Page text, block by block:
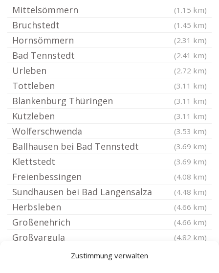
Zustimmung verwalten
Mittelsömmern (1.15 km)
Bruchstedt (1.45 km)
Hornsömmern (2.31 km)
Bad Tennstedt (2.41 km)
Urleben (2.72 km)
Tottleben (3.11 km)
Blankenburg Thüringen (3.11 km)
Kutzleben (3.11 km)
Wolferschwenda (3.53 km)
Ballhausen bei Bad Tennstedt (3.69 km)
Klettstedt (3.69 km)
Freienbessingen (4.08 km)
Sundhausen bei Bad Langensalza (4.48 km)
Herbsleben (4.66 km)
Großenehrich (4.66 km)
Großvargula (4.82 km)
Schwerstedt bei Sömmerda